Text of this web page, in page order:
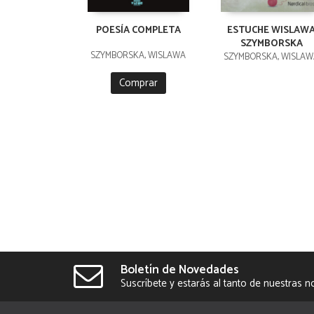
POESÍA COMPLETA
SZYMBORSKA, WISLAWA
Comprar
ESTUCHE
SZYMBORSKA
SZYMBORSKA,
Boletín de Novedades
Suscríbete y estarás al tanto de nuestras